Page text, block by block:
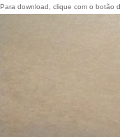
Para download, clique com o botão